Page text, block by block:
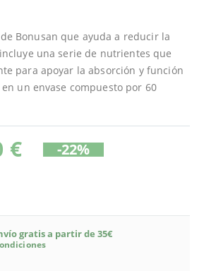
Bonusan que ayuda a reducir la
incluye una serie de nutrientes que
para apoyar la absorción y función
un envase compuesto por 60
€ -22%
gratis a partir de 35€